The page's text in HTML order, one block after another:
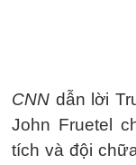
CNN dẫn lời
John Fruetel
tích và đội